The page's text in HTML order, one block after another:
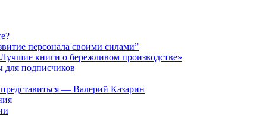
персонала своими силами”
книги о бережливом производстве»
для подписчиков
— Валерий Казарин